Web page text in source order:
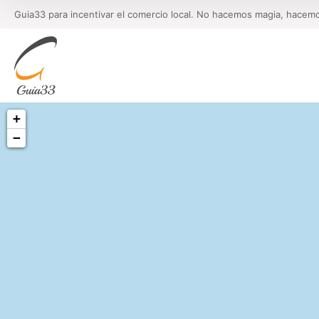
Guia33 para incentivar el comercio local. No hacemos magia,
+
−